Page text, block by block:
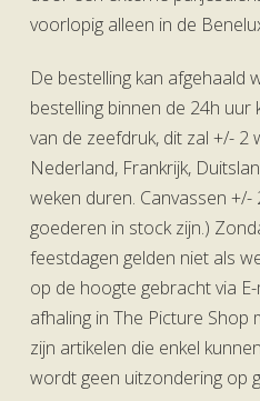
voorlopig alleen in de
De bestelling kan afgehaald
bestelling binnen de 24h uur
van de zeefdruk, dit zal +/- 2
Nederland, Frankrijk,
weken duren. Canvassen
goederen in stock zijn.)
feestdagen gelden niet als
op de hoogte gebracht via
afhaling in The Picture Shop
zijn artikelen die enkel
wordt geen uitzondering op